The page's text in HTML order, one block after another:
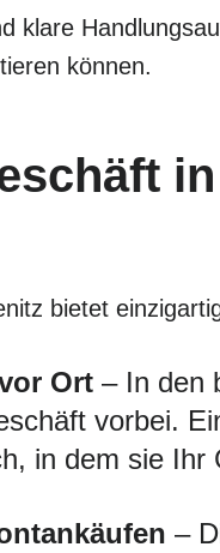
klare
können.
bietet
Ort – In den
vorbei.
in dem sie Ihr
–